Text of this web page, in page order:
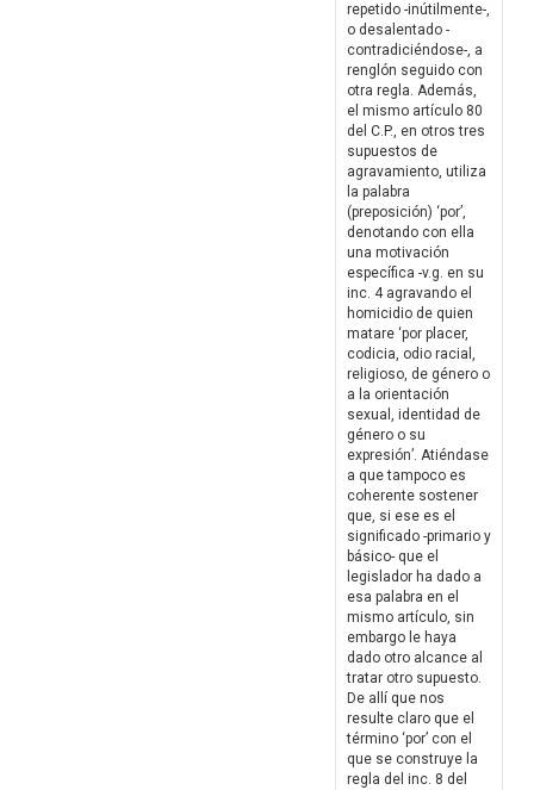
repetido -inútilmente-,
o desalentado -
contradiciéndose-, a
renglón seguido con
otra regla. Además,
el mismo artículo 80
del C.P., en otros tres
supuestos de
agravamiento, utiliza
la palabra
(preposición) ‘por’,
denotando con ella
una motivación
específica -v.g. en su
inc. 4 agravando el
homicidio de quien
matare ‘por placer,
codicia, odio racial,
religioso, de género o
a la orientación
sexual, identidad de
género o su
expresión’. Atiéndase
a que tampoco es
coherente sostener
que, si ese es el
significado -primario y
básico- que el
legislador ha dado a
esa palabra en el
mismo artículo, sin
embargo le haya
dado otro alcance al
tratar otro supuesto.
De allí que nos
resulte claro que el
término ‘por’ con el
que se construye la
regla del inc. 8 del